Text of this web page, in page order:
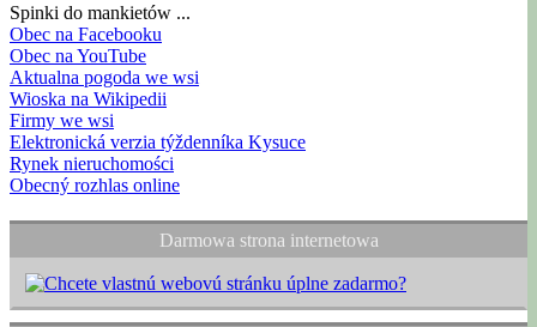
Spinki do mankietów ...
Obec na Facebooku
Obec na YouTube
Aktualna pogoda we wsi
Wioska na Wikipedii
Firmy we wsi
Elektronická verzia týždenníka Kysuce
Rynek nieruchomości
Obecný rozhlas online
Darmowa strona internetowa